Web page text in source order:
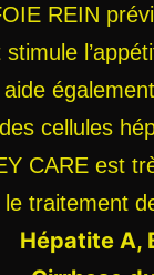
REIN
cellules
CARE est
le traitement
Hépatite A,